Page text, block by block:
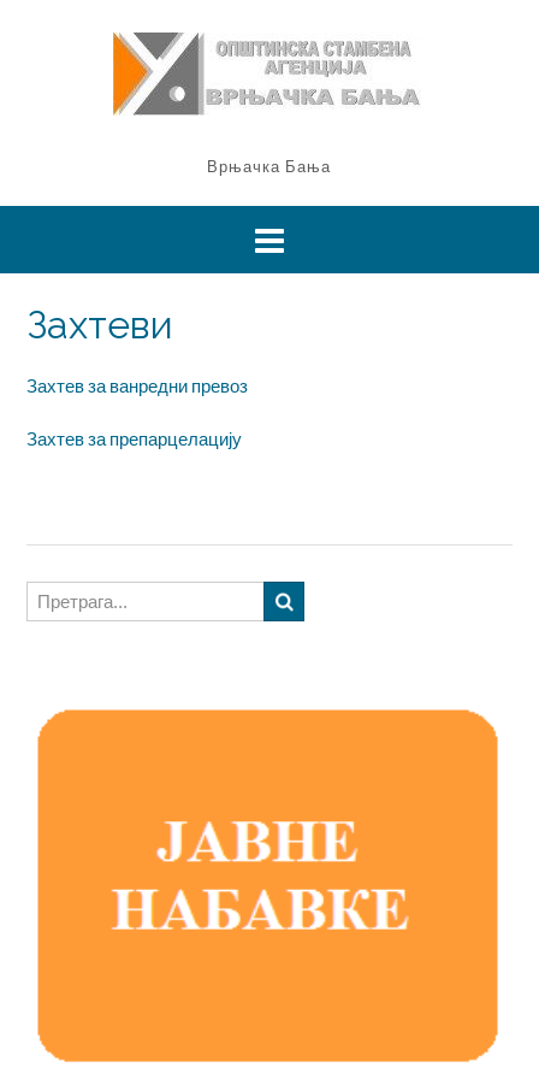
Врњачка Бања
Захтеви
Захтев за ванредни превоз
Захтев за препарцелацију